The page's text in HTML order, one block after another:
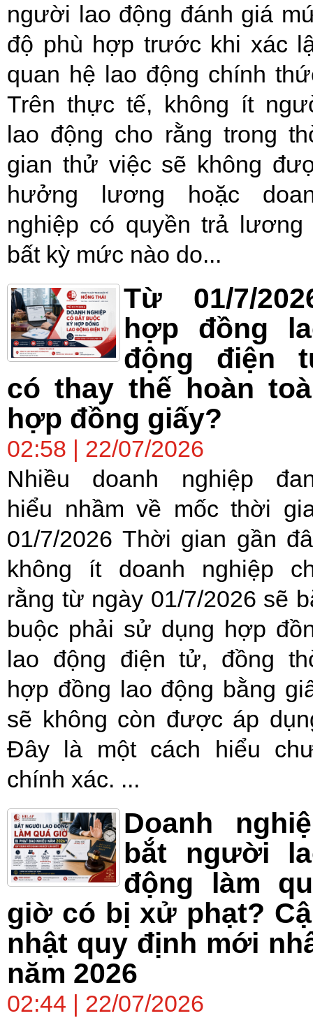
người lao động đánh giá
độ phù hợp trước khi xác
quan hệ lao động chính
Trên thực tế, không ít
lao động cho rằng trong
gian thử việc sẽ không
hưởng lương hoặc
nghiệp có quyền trả lương
bất kỳ mức nào do...
Từ 01/7/
hợp đồng
động điện
có thay thế hoàn
hợp đồng giấy?
02:58 | 22/07/2026
Nhiều doanh nghiệp
hiểu nhầm về mốc thời
01/7/2026 Thời gian gần
không ít doanh nghiệp
rằng từ ngày 01/7/2026 sẽ
buộc phải sử dụng hợp
lao động điện tử, đồng
hợp đồng lao động bằng
sẽ không còn được áp
Đây là một cách hiểu
chính xác. ...
Doanh
bắt người
động làm
giờ có bị xử phạt?
nhật quy định mới
năm 2026
02:44 | 22/07/2026